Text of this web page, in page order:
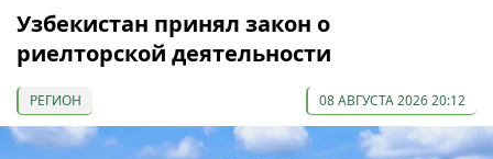
Узбекистан принял закон о
риелторской деятельности
РЕГИОН 08 АВГУСТА 2026 20:12